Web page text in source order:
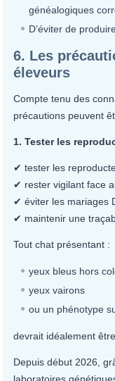
généalogiques
D’éviter de
6. Les
éleveurs
Compte tenu des
précautions peuvent
1. Tester les
✔ tester les
✔ rester vigilant face
✔ éviter les mariages
✔ maintenir une
Tout chat présentant :
yeux bleus hors
yeux vairons
ou un phénotype
devrait idéalement
Depuis début 2026,